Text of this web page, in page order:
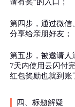
第四步，通过微信
分享给亲朋好友；
第五步，被邀请人
7天内使用云闪付
红包奖励也就到账
四、标题解疑